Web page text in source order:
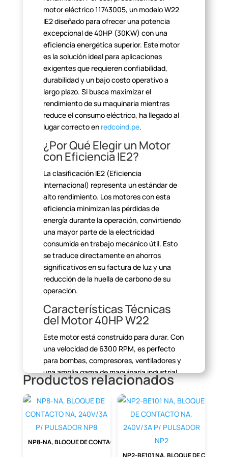
motoreléctrico 11743005, un modelo W22
IE2 diseñado para ofrecer una potencia
excepcional de 40HP (30KW) con una
eficiencia energética superior. Este motor
es la solución ideal para aplicaciones
exigentes que requieren confiabilidad,
durabilidad y un bajo costo operativo a
largo plazo. Si busca maximizar el
rendimiento de su maquinaria mientras
reduce el consumo eléctrico, ha llegadoal
lugar correcto en redcoind.pe.
¿Por Qué Elegir un Motor
con Eficiencia IE2?
La clasificación IE2 (Eficiencia
Internacional) representa unestándar de
alto rendimiento. Los motores con esta
eficiencia minimizan laspérdidas de
energía durante la operación, convirtiendo
una mayor parte de la electricidad
consumida en trabajo mecánico útil. Esto
se traduce directamenteen ahorros
significativos en su factura de luz y una
reducción de la huella de carbono de su
operación.
Características Técnicas
del Motor 40HP W22
Este motor está construido para durar. Con
una velocidad de 6300 RPM, es perfecto
para bombas, compresores, ventiladores y
una amplia gama demaquinaria industrial.
Su diseño de 2 polos y 3 fases con doble
voltaje
(220/440VAC) a 60Hz ofrece una
flexibilidad de instalación incomparable. La
construcción robusta del frame 200M y el
sistema de enfriamiento IC411 – TEFC
(Totalmente Encerrado con Ventilación
Externa) garantizan una operaciónestable
Productos relacionados